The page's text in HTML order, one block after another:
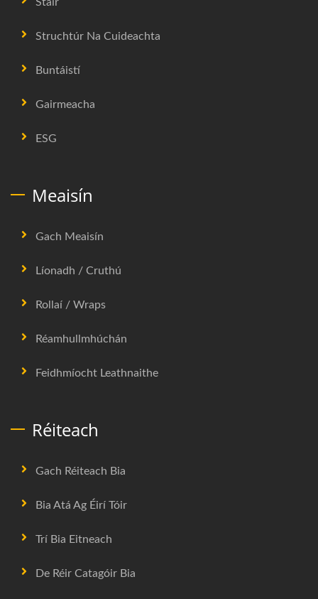
Struchtúr Na Cuideachta
Buntáistí
Gairmeacha
ESG
Meaisín
Gach Meaisín
Líonadh / Cruthú
Rollaí / Wraps
Réamhullmhúchán
Feidhmíocht Leathnaithe
Réiteach
Gach Réiteach Bia
Bia Atá Ag Éirí Tóir
Trí Bia Eitneach
De Réir Catagóir Bia